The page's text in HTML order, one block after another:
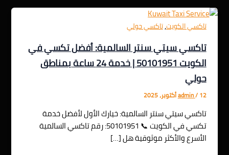
تاكسي الكويت,تاكسي حولي
تاكسي سيتي سنتر السالمية: أفضل تكسي في
الكويت 50101951 | خدمة 24 ساعة بمناطق
حولي
admin/12 أكتوبر، 2025
تاكسي سيتي سنتر السالمية: خيارك الأول لأفضل خدمة
تكسي في الكويت 📞 50101951: رقم تاكسي السالمية
الأسرع والأكثر موثوقية هل […]